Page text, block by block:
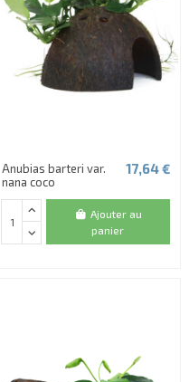
Anubias barteri var.
nana coco
17,64 €
Ajouter au
panier